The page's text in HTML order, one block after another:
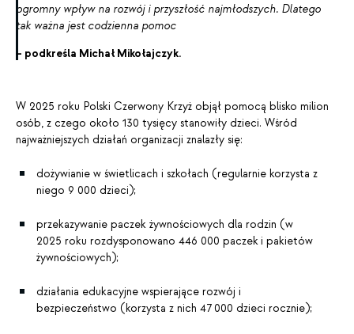
ogromny wpływ na rozwój i przyszłość najmłodszych. Dlatego
tak ważna jest codzienna pomoc
– podkreśla Michał Mikołajczyk.
W 2025 roku Polski Czerwony Krzyż objął pomocą blisko milion
osób, z czego około 130 tysięcy stanowiły dzieci. Wśród
najważniejszych działań organizacji znalazły się:
dożywianie w świetlicach i szkołach (regularnie korzysta z
niego 9 000 dzieci);
przekazywanie paczek żywnościowych dla rodzin (w
2025 roku rozdysponowano 446 000 paczek i pakietów
żywnościowych);
działania edukacyjne wspierające rozwój i
bezpieczeństwo (korzysta z nich 47 000 dzieci rocznie);